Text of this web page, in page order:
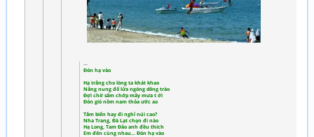
Đón hạ vào
Hạ trắng cho lòng ta khát khao
Nắng nung đổ lửa ngóng dông trào
Đợi chờ sấm chớp mây mưa t ới
Đón gió nồm nam thỏa ước ao
Tắm biển hay đi nghỉ núi cao?
Nha Trang, Đà Lạt chọn đi nào
Hạ Long, Tam Đảo anh đều thích
Em đến cùng nhau… Đón hạ vào